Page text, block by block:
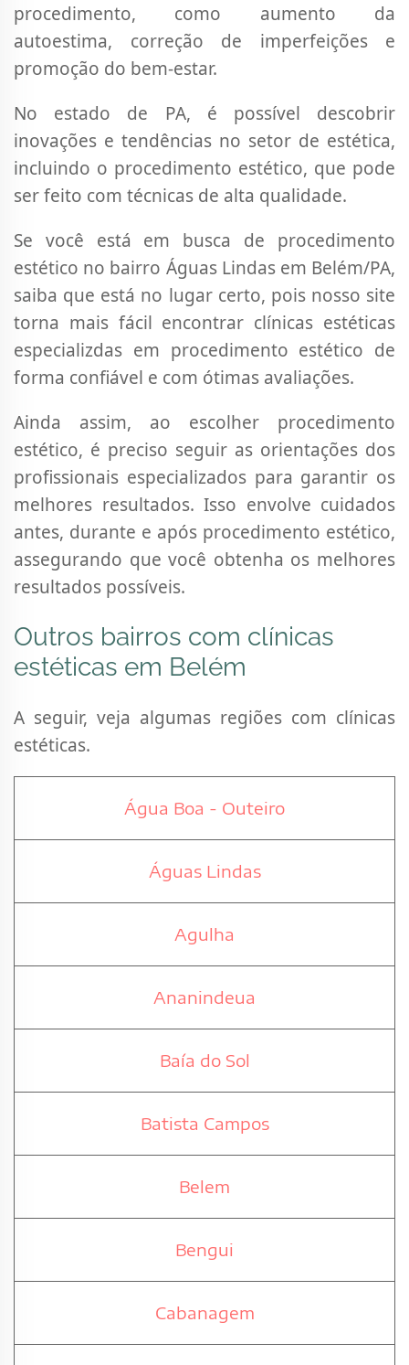
procedimento, como aumento da
autoestima, correção de imperfeições e
promoção do bem-estar.
No estado de PA, é possível descobrir
inovações e tendências no setor de estética,
incluindo o procedimento estético, que pode
ser feito com técnicas de alta qualidade.
Se você está em busca de procedimento
estético no bairro Águas Lindas em Belém/PA,
saiba que está no lugar certo, pois nosso site
torna mais fácil encontrar clínicas estéticas
especializdas em procedimento estético de
forma confiável e com ótimas avaliações.
Ainda assim, ao escolher procedimento
estético, é preciso seguir as orientações dos
profissionais especializados para garantir os
melhores resultados. Isso envolve cuidados
antes, durante e após procedimento estético,
assegurando que você obtenha os melhores
resultados possíveis.
Outros bairros com clínicas
estéticas em Belém
A seguir, veja algumas regiões com clínicas
estéticas.
Água Boa - Outeiro
Águas Lindas
Agulha
Ananindeua
Baía do Sol
Batista Campos
Belem
Bengui
Cabanagem